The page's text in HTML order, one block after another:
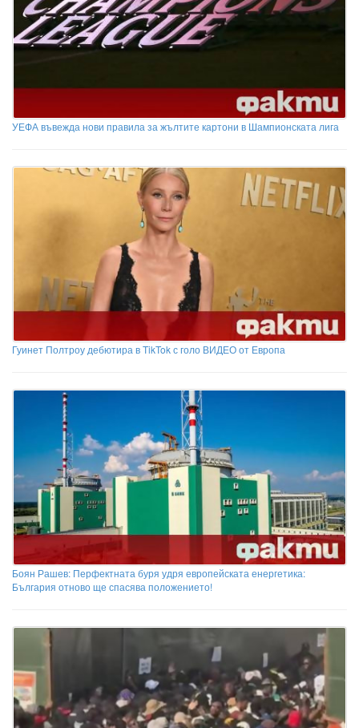
УЕФА въвежда нови правила за жълтите картони в Шампионската лига
Гуинет Полтроу дебютира в TikTok с голо ВИДЕО от Европа
Боян Рашев: Перфектната буря удря европейската енергетика:
България отново ще спасява положението!